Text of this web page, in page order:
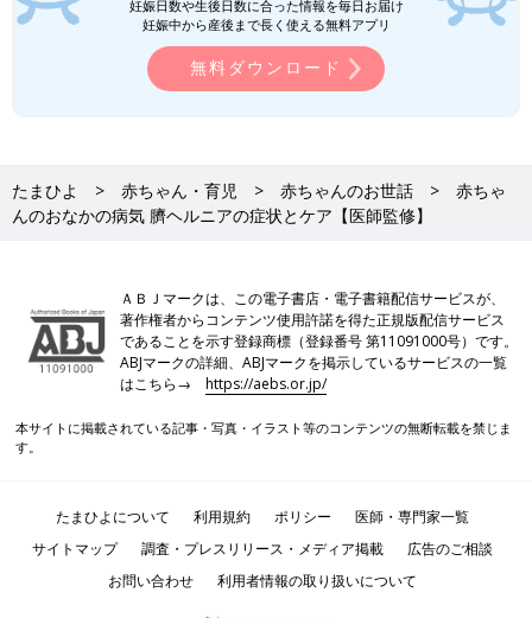
妊娠日数や生後日数に合った情報を毎日お届け
妊娠中から産後まで長く使える無料アプリ
無料ダウンロード
たまひよ 赤ちゃん・育児 赤ちゃんのお世話
赤ちゃ
んのおなかの病気 臍ヘルニアの症状とケア【医師監修】
ＡＢＪマークは、この電子書店・電子書籍配信サービスが、
著作権者からコンテンツ使用許諾を得た正規版配信サービス
であることを示す登録商標（登録番号 第11091000号）です。
ABJマークの詳細、ABJマークを掲示しているサービスの一覧
はこちら→https://aebs.or.jp/
本サイトに掲載されている記事・写真・イラスト等のコンテンツの無断転載を禁じま
す。
たまひよについて 利用規約 ポリシー
医師・専門家一覧
サイトマップ
調査・プレスリリース・メディア掲載
広告のご相談
お問い合わせ
利用者情報の取り扱いについて